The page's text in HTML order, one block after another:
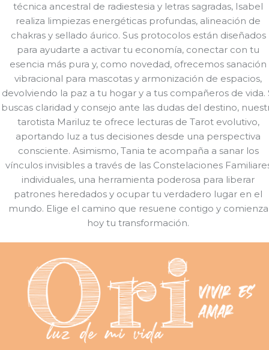
técnica ancestral de radiestesia y letras sagradas, Isabel
realiza limpiezas energéticas profundas, alineación de
chakras y sellado áurico. Sus protocolos están diseñados
para ayudarte a activar tu economía, conectar con tu
esencia más pura y, como novedad, ofrecemos sanación
vibracional para mascotas y armonización de espacios,
devolviendo la paz a tu hogar y a tus compañeros de vida.
buscas claridad y consejo ante las dudas del destino,
tarotista Mariluz te ofrece lecturas de Tarot evolutivo,
aportando luz a tus decisiones desde una perspectiva
consciente. Asimismo, Tania te acompaña a sanar los
vínculos invisibles a través de las Constelaciones
individuales, una herramienta poderosa para liberar
patrones heredados y ocupar tu verdadero lugar en el
mundo. Elige el camino que resuene contigo y comienza
hoy tu transformación.